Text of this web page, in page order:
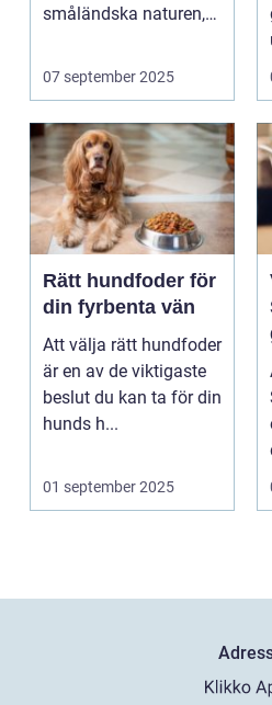
småländska naturen,
07 september 2025
Rätt hundfoder för
din fyrbenta vän
Att välja rätt hundfoder
är en av de viktigaste
beslut du kan ta för din
hunds h...
01 september 2025